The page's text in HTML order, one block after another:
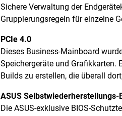
Sichere Verwaltung der
Gruppierungsregeln für einzelne
PCIe 4.0
Dieses Business-Mainboard
Speichergeräte und Grafikkarten.
Builds zu erstellen, die überall
ASUS Selbstwiederherstellungs-
Die ASUS-exklusive BIOS-